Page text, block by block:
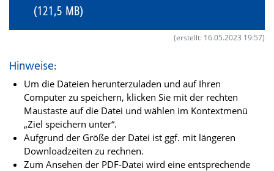
(121,5 MB)
(erstellt: 16.05.2023 19:57)
Hinweise:
Um die Dateien herunterzuladen und auf Ihren
Computer zu speichern, klicken Sie mit der rechten
Maustaste auf die Datei und wählen im Kontextmenü
„Ziel speichern unter“.
Aufgrund der Größe der Datei ist ggf. mit längeren
Downloadzeiten zu rechnen.
Zum Ansehen der PDF-Datei wird eine entsprechende